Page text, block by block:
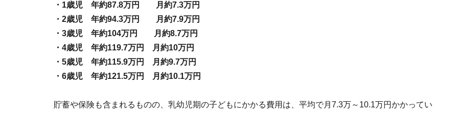
・1歳児 年約87.8万円 月約7.3万円
・2歳児 年約94.3万円 月約7.9万円
・3歳児 年約104万円 月約8.7万円
・4歳児 年約119.7万円 月約10万円
・5歳児 年約115.9万円 月約9.7万円
・6歳児 年約121.5万円 月約10.1万円
貯蓄や保険も含まれるものの、乳幼児期の子どもにかかる費用は、平均で月7.3万～10.1万円かかってい